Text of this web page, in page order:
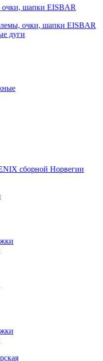
шапки EISBAR
очки, шапки EISBAR
дуги
сборной Норвегии